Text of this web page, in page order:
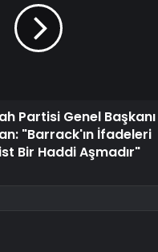
Partisi Genel Başkanı
"Barrack'ın İfadeleri
Bir Haddi Aşmadır"